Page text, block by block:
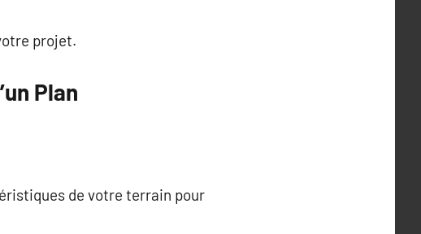
projet.
Plan
de votre terrain pour